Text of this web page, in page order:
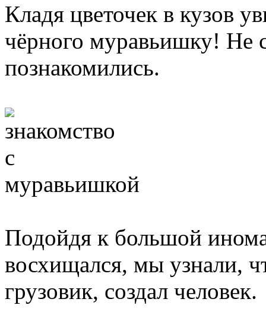
Кладя цветочек в кузов
чёрного муравьишку! Не
познакомились.
Подойдя к большой
восхищался, мы узнали,
грузовик, создал человек.